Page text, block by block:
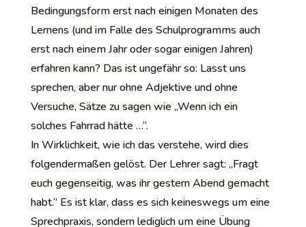
Bedingungsform erst nach einigen Monaten des
Lernens (und im Falle des Schulprogramms auch
erst nach einem Jahr oder sogar einigen Jahren)
erfahren kann? Das ist ungefähr so: Lasst uns
sprechen, aber nur ohne Adjektive und ohne
Versuche, Sätze zu sagen wie „Wenn ich ein
solches Fahrrad hätte …“.
In Wirklichkeit, wie ich das verstehe, wird dies
folgendermaßen gelöst. Der Lehrer sagt: „Fragt
euch gegenseitig, was ihr gestern Abend gemacht
habt.“ Es ist klar, dass es sich keineswegs um eine
Sprechpraxis, sondern lediglich um eine Übung